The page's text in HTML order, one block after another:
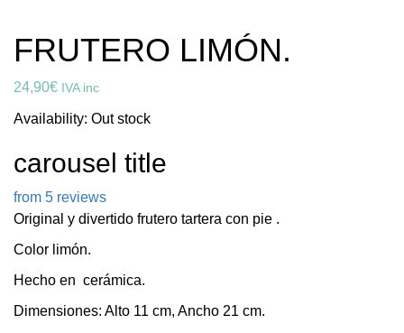
FRUTERO LIMÓN.
24,90€ IVA inc
Availability: Out stock
carousel title
from 5 reviews
Original y divertido frutero tartera con pie .
Color limón.
Hecho en cerámica.
Dimensiones: Alto 11 cm, Ancho 21 cm.